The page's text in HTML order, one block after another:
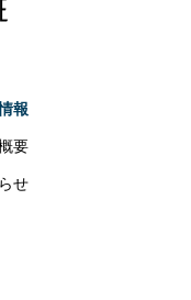
報
要
せ